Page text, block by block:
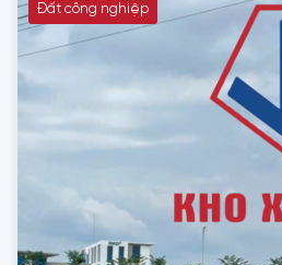
Đất công nghiệp